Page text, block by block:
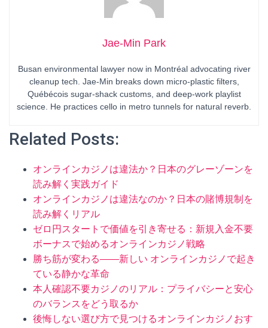
Jae-Min Park
Busan environmental lawyer now in Montréal advocating river
cleanup tech. Jae-Min breaks down micro-plastic filters,
Québécois sugar-shack customs, and deep-work playlist
science. He practices cello in metro tunnels for natural reverb.
Related Posts:
オンラインカジノは違法か？日本のグレーゾーンを
読み解く実践ガイド
オンラインカジノは違法なのか？日本の賭博規制を
読み解くリアル
ゼロ円スタートで価値を引き寄せる：新規入金不要
ボーナスで始めるオンラインカジノ戦略
勝ち筋が変わる——新しい オンラインカジノで起き
ている静かな革命
本人確認不要カジノのリアル：プライバシーと安心
のバランスをどう取るか
後悔しない選び方で見つけるオンラインカジノおす